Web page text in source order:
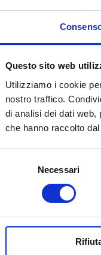
Questo sito web
Utilizziamo i cookie
nostro traffico.
di analisi dei dati web,
che hanno raccolto
Necessari
5